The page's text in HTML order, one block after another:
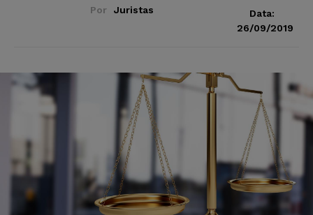
Por Juristas
Data:
26/09/2019